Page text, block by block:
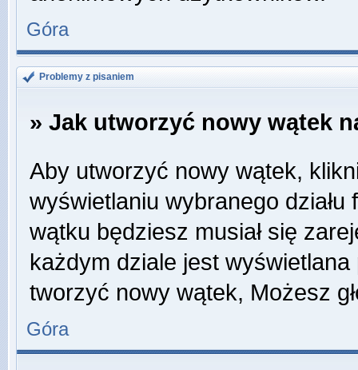
Góra
Problemy z pisaniem
» Jak utworzyć nowy wątek
Aby utworzyć nowy wątek,
wyświetlaniu wybranego
wątku będziesz musiał się
każdym dziale jest
tworzyć nowy wątek, Możesz
Góra